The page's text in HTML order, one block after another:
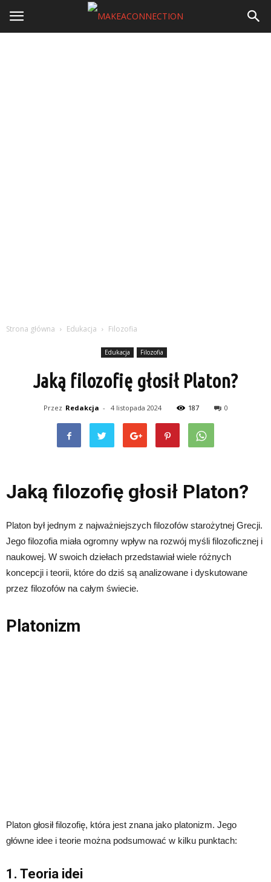
Strona główna Edukacja Filozofia
Edukacja Filozofia
Jaką filozofię głosił Platon?
Przez Redakcja - 4 listopada 2024 187 0
Jaką filozofię głosił Platon?
Platon był jednym z najważniejszych filozofów starożytnej Grecji.
Jego filozofia miała ogromny wpływ na rozwój myśli filozoficznej i
naukowej. W swoich dziełach przedstawiał wiele różnych
koncepcji i teorii, które do dziś są analizowane i dyskutowane
przez filozofów na całym świecie.
Platonizm
Platon głosił filozofię, która jest znana jako platonizm. Jego
główne idee i teorie można podsumować w kilku punktach:
1. Teoria idei